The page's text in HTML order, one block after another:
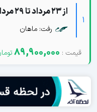
1
از 23 مرداد تا 29 مرداد
رفت: ماهان
89,900,000